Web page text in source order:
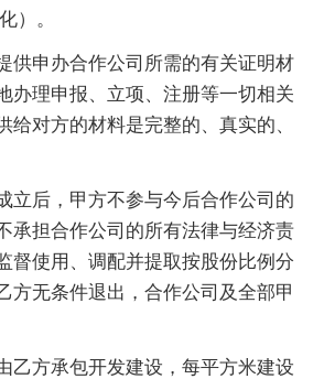
）。
申办合作公司所需的有关证明材
办理申报、立项、注册等一切相关
给对方的材料是完整的、真实的、
后，甲方不参与今后合作公司的
承担合作公司的所有法律与经济责
督使用、调配并提取按股份比例分
方无条件退出，合作公司及全部甲
方承包开发建设，每平方米建设